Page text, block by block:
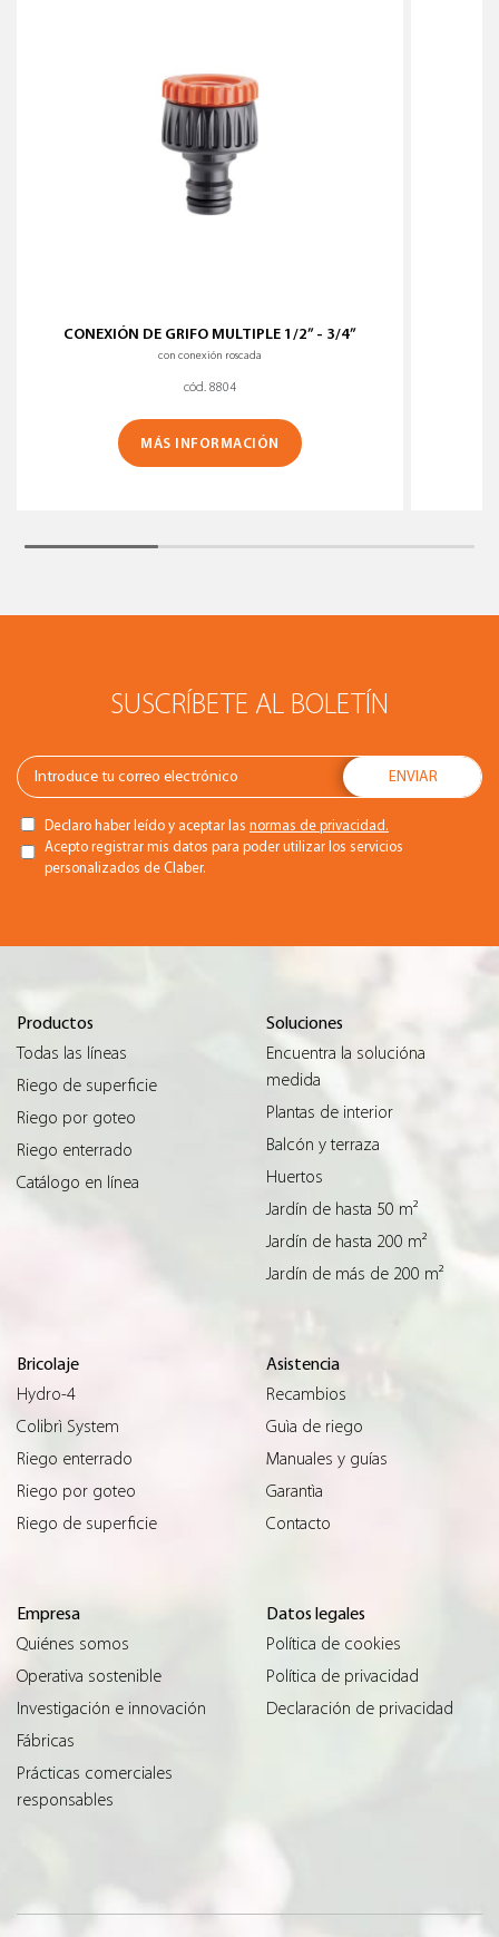
CONEXIÓN DE GRIFO MULTIPLE 1/2” - 3/4”
con conexión roscada
cód. 8804
MÁS INFORMACIÓN
SUSCRÍBETE AL BOLETÍN
Declaro haber leído y aceptar las normas de privacidad.
Acepto registrar mis datos para poder utilizar los servicios
personalizados de Claber.
Productos
Todas las líneas
Riego de superficie
Riego por goteo
Riego enterrado
Catálogo en línea
Soluciones
Encuentra la solucióna
medida
Plantas de interior
Balcón y terraza
Huertos
Jardín de hasta 50 m²
Jardín de hasta 200 m²
Jardín de más de 200 m²
Bricolaje
Hydro-4
Colibrì System
Riego enterrado
Riego por goteo
Riego de superficie
Asistencia
Recambios
Guìa de riego
Manuales y guías
Garantìa
Contacto
Empresa
Quiénes somos
Operativa sostenible
Investigación e innovación
Fábricas
Prácticas comerciales
responsables
Datos legales
Política de cookies
Política de privacidad
Declaración de privacidad